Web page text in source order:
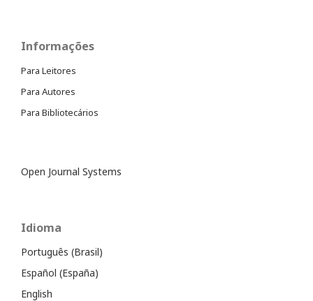
Informações
Para Leitores
Para Autores
Para Bibliotecários
Open Journal Systems
Idioma
Português (Brasil)
Español (España)
English